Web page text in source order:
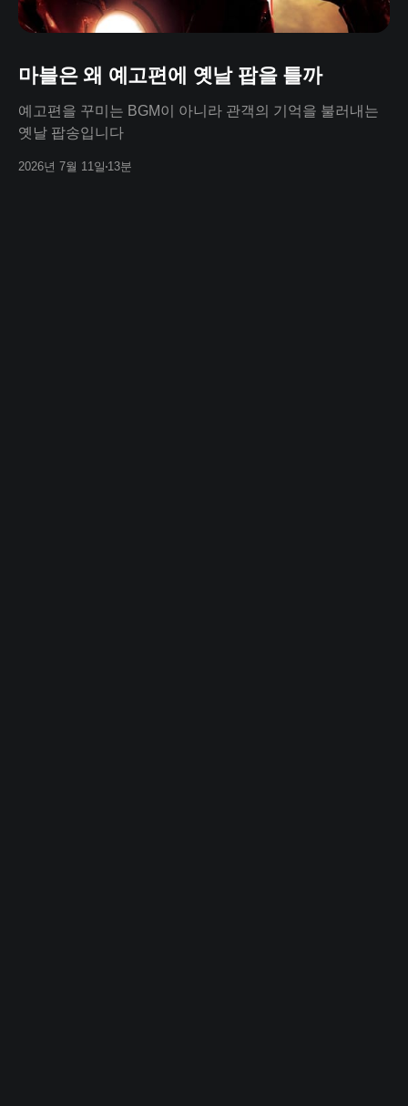
마블은 왜 예고편에 옛날 팝을 틀까
예고편을 꾸미는 BGM이 아니라 관객의 기억을 불러내는
옛날 팝송입니다
2026년 7월 11일 13분